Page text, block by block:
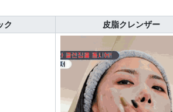
ク 皮脂クレンザー